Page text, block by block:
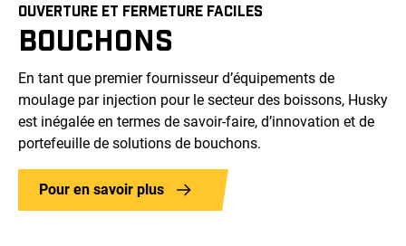
OUVERTURE ET FERMETURE FACILES
BOUCHONS
En tant que premier fournisseur d’équipements de
moulage par injection pour le secteur des boissons, Husky
est inégalée en termes de savoir-faire, d’innovation et de
portefeuille de solutions de bouchons.
Pour en savoir plus